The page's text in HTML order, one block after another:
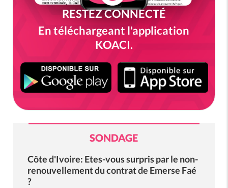
RESTEZ CONNECTÉ
En téléchargeant l'application
KOACI.
SONDAGE
Côte d'Ivoire: Etes-vous surpris par le non-
renouvellement du contrat de Emerse Faé
?